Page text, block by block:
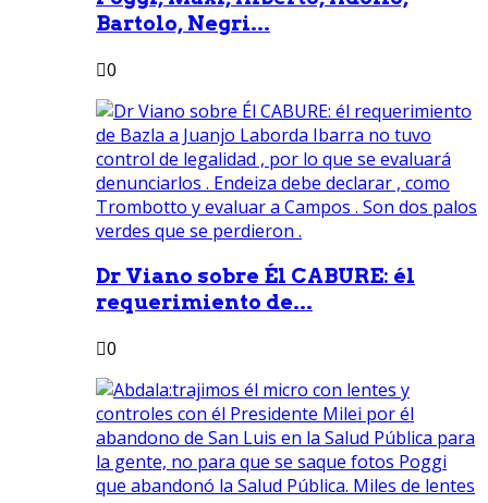
Bartolo, Negri...
0
Dr Viano sobre Él CABURE: él
requerimiento de...
0